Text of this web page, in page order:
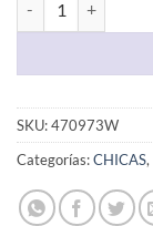
SKU:470973W
Categorías:CHICAS,